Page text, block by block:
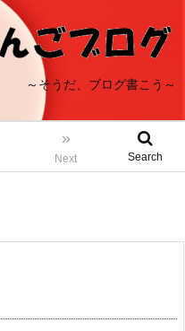
～そうだ、ブログ書こう～
»
Next Search